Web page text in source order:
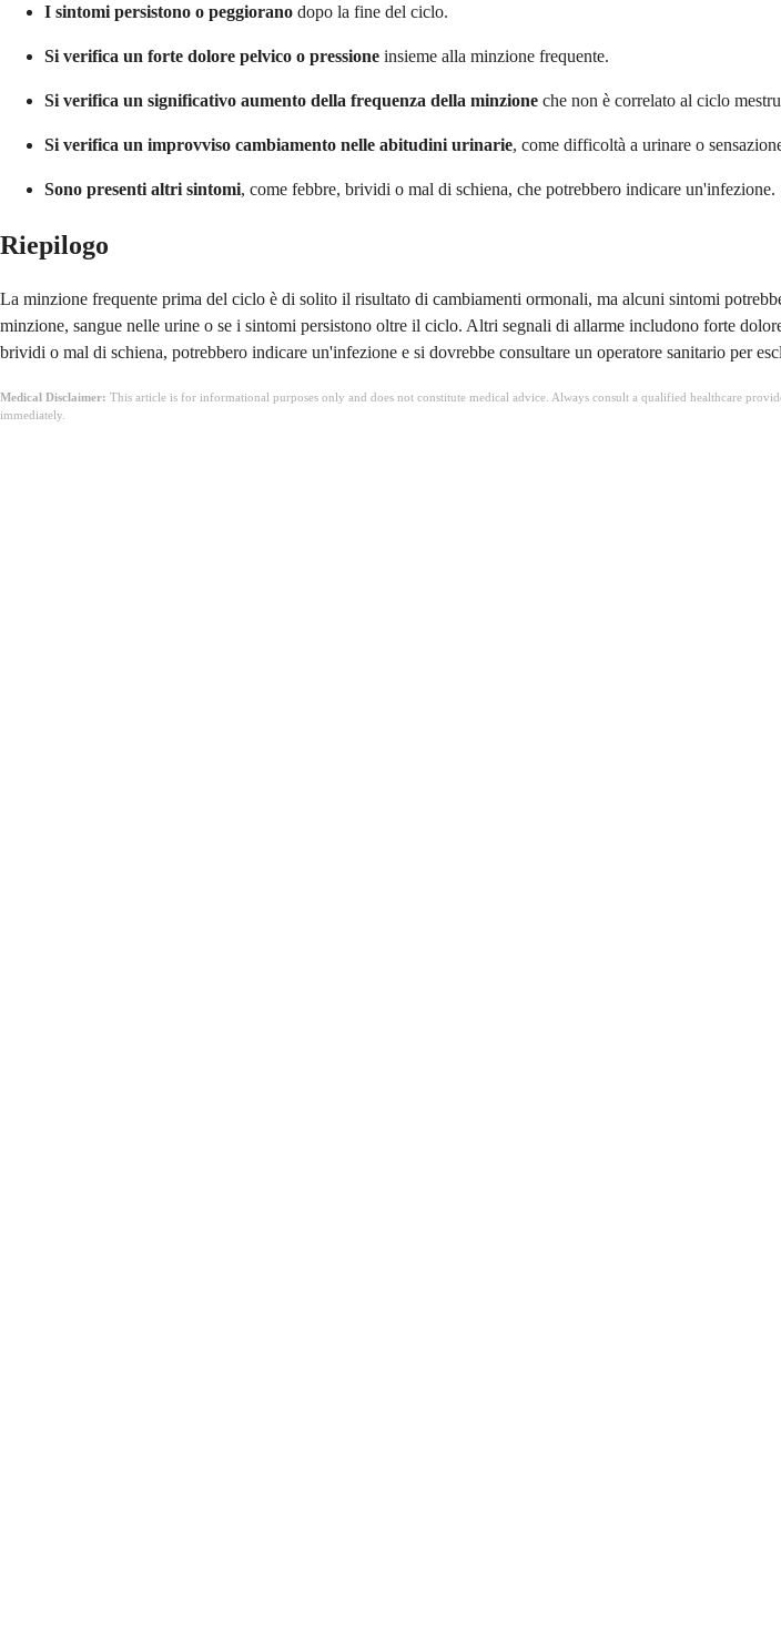
I sintomi persistono o peggiorano dopo la fine del ciclo.
Si verifica un forte dolore pelvico o pressione insieme alla minzione frequente.
Si verifica un significativo aumento della frequenza della minzione che non è correlato al ciclo
Si verifica un improvviso cambiamento nelle abitudini urinarie, come difficoltà a urinare o
Sono presenti altri sintomi, come febbre, brividi o mal di schiena, che potrebbero indicare un'infezione.
Riepilogo
La minzione frequente prima del ciclo è di solito il risultato di cambiamenti ormonali, ma alcuni sintomi
minzione, sangue nelle urine o se i sintomi persistono oltre il ciclo. Altri segnali di allarme includono forte
brividi o mal di schiena, potrebbero indicare un'infezione e si dovrebbe consultare un operatore sanitario per
Medical Disclaimer: This article is for informational purposes only and does not constitute medical advice. Always consult a qualified healthcare
immediately.